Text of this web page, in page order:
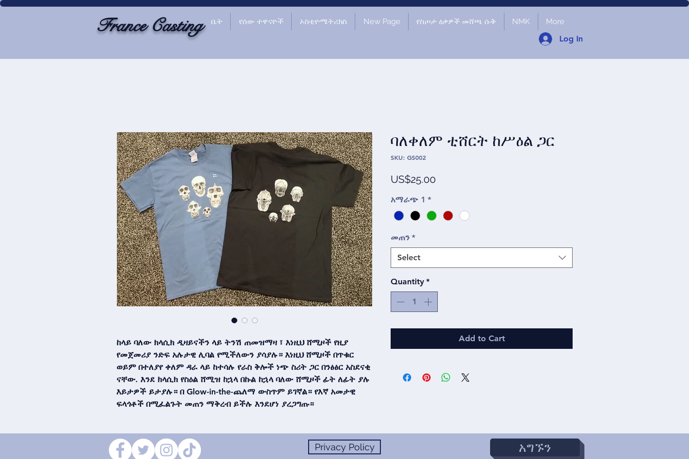
France Casting ቤት የሰው ተዋናዮች ኦስቲዮሜትሪክስ New Page የስጦታ ዕቃዎች መሸጫ ሱቅ NMK More
Log In
ከላይ ባለው ክላሲክ ዲዛይናችን ላይ ትንሽ ጠመዝማዛ ፣ እነዚህ ሸሚዞች የዚያ
የመጀመሪያ ንድፍ አሉታዊ ሊባል የሚችለውን ያሳያሉ። እነዚህ ሸሚዞች በጥቁር
ወይም በተለያየ ቀለም ዳራ ላይ ከተሳሉ የራስ ቅሎች ነጭ ስሪት ጋር በንፅፅር አስደናቂ
ናቸው. እንደ ክላሲክ የስዕል ሸሚዝ ከኋላ በኩል ከኋላ ባለው ሸሚዞች ፊት ለፊት ያሉ
እይታዎች ይታያሉ። በ Glow-in-the-ጨለማ ውስጥም ይገኛል። የእኛ አመታዊ
ፍላጎቶች በሚፈልጉት መጠን ማቅረብ ይችሉ እንደሆነ ያረጋግጡ።
ባለቀለም ቲሸርት ከሥዕል ጋር
SKU: GS002
US$25.00Price
አማራጭ 1 *
መጠን *
Select
Quantity *
Add to Cart
Privacy Policy አግኙን